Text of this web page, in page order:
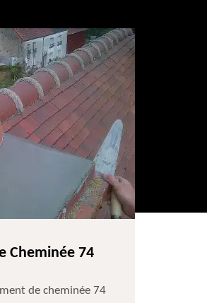
Cheminée 74
de cheminée 74